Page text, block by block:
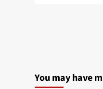
You may have